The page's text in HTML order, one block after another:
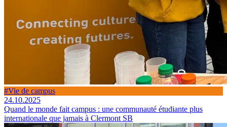
#Vie de campus
24.10.2025
Quand le monde fait campus : une communauté étudiante plus
internationale que jamais à Clermont SB